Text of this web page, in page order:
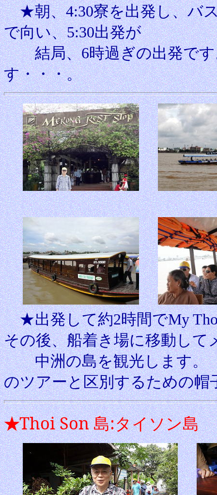
★朝、4:30寮を出発し、バ
で向い、5:30出発が
結局、6時過ぎの出発です
す・・・。
★出発して約2時間でMy Tho
その後、船着き場に移動して
中洲の島を観光します。
のツアーと区別するための帽
★Thoi Son島:タイソン島